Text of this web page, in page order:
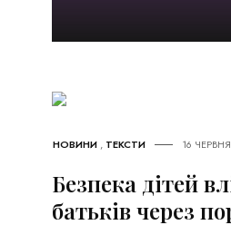
НОВИНИ , ТЕКСТИ 16
Безпека дітей
батьків через